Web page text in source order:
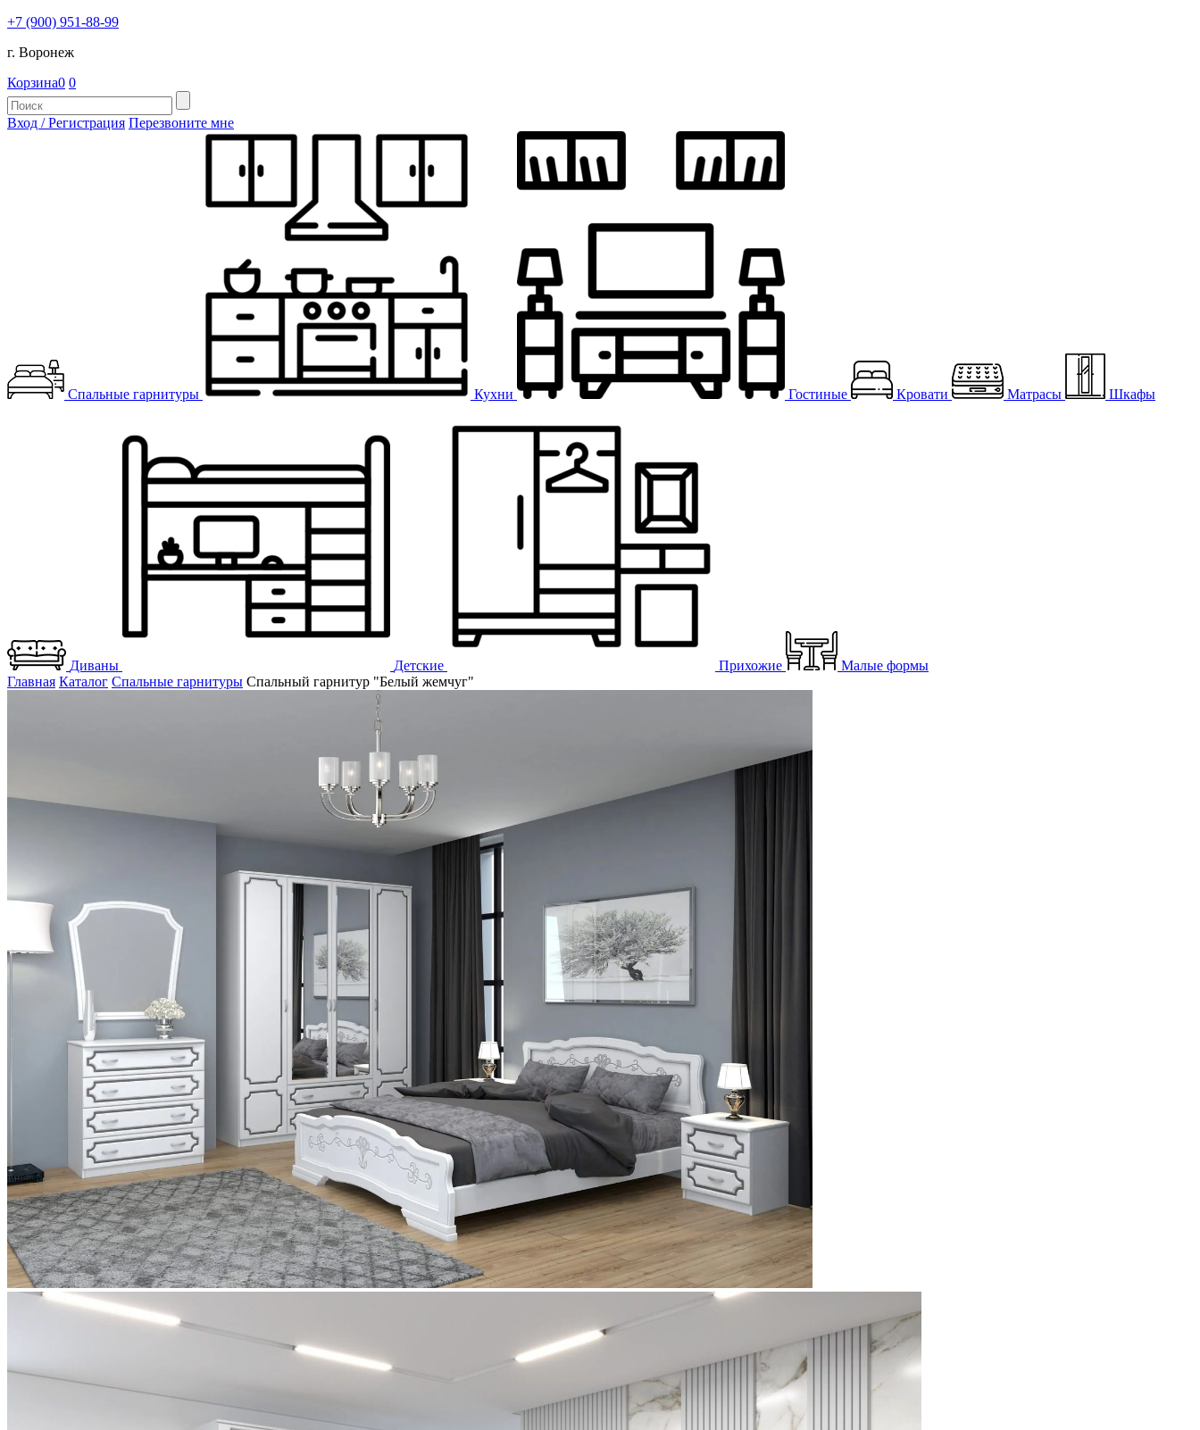
+7 (900) 951-88-99
г. Воронеж
Корзина0 0
Вход / Регистрация Перезвоните мне
Спальные гарнитуры Кухни Гостиные Кровати Матрасы Шкафы
Диваны Детские Прихожие
Малые формы
Главная Каталог Спальные гарнитуры Спальный гарнитур "Белый жемчуг"